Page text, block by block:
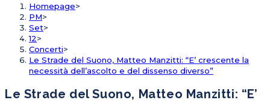
Homepage>
PM>
Set>
12>
Concerti>
Le Strade del Suono, Matteo Manzitti: “E’ crescente la
necessità dell’ascolto e del dissenso diverso”
Le Strade del Suono, Matteo Manzitti: “E’